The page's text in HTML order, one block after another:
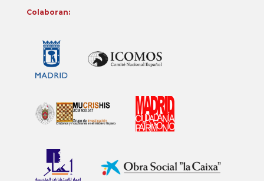
Colaboran: